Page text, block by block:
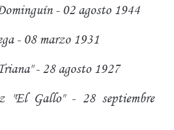
- 02 agosto 1944
- 08 marzo 1931
- 28 agosto 1927
"El Gallo" - 28 septiembre